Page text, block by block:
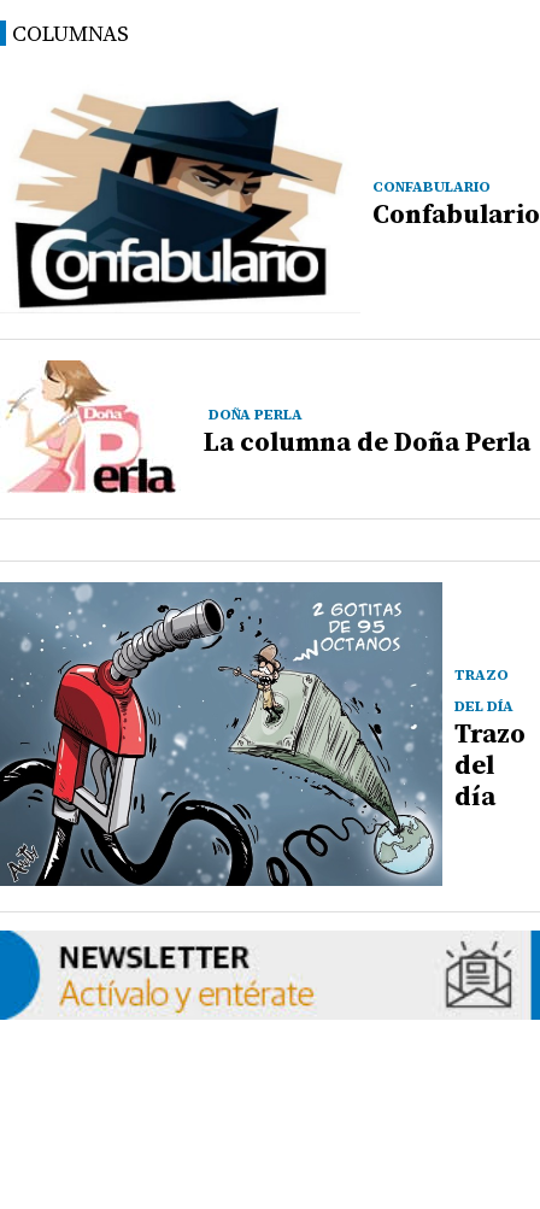
COLUMNAS
CONFABULARIO
Confabulario
DOÑA PERLA
La columna de Doña Perla
TRAZO
DEL DÍA
Trazo
del
día